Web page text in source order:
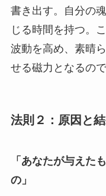
書き出す。自分の
じる時間を持つ。
波動を高め、素晴
せる磁力となるので
法則２：原因と
「あなたが与えた
の」